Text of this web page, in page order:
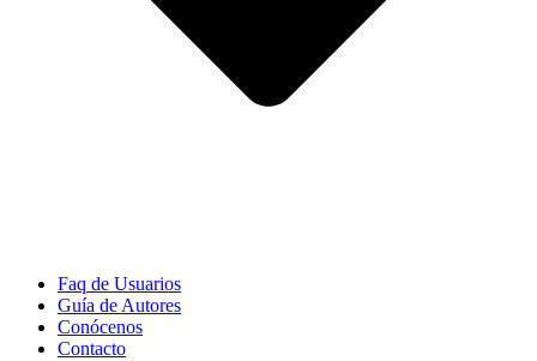
Faq de Usuarios
Guía de Autores
Conócenos
Contacto